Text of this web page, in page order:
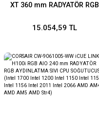
XT 360 mm RADYATÖR RGB
SOĞUTUCUSU (Intel 1700
Intel 2066 AMD AM4 AMD
AM5 AMD Str4)
15.054,59 TL